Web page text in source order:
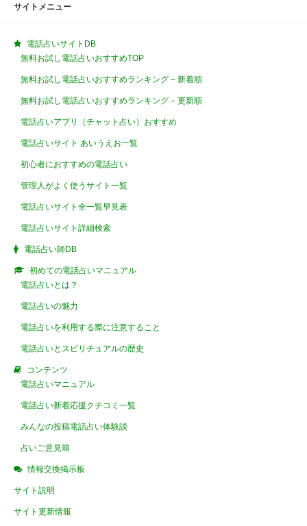
サイトメニュー
電話占いサイトDB
無料お試し電話占いおすすめTOP
無料お試し電話占いおすすめランキング – 新着順
無料お試し電話占いおすすめランキング – 更新順
電話占いアプリ（チャット占い）おすすめ
電話占いサイト あいうえお一覧
初心者におすすめの電話占い
管理人がよく使うサイト一覧
電話占いサイト全一覧早見表
電話占いサイト詳細検索
電話占い師DB
初めての電話占いマニュアル
電話占いとは？
電話占いの魅力
電話占いを利用する際に注意すること
電話占いとスピリチュアルの歴史
コンテンツ
電話占いマニュアル
電話占い新着応援クチコミ一覧
みんなの投稿電話占い体験談
占いご意見箱
情報交換掲示板
サイト説明
サイト更新情報